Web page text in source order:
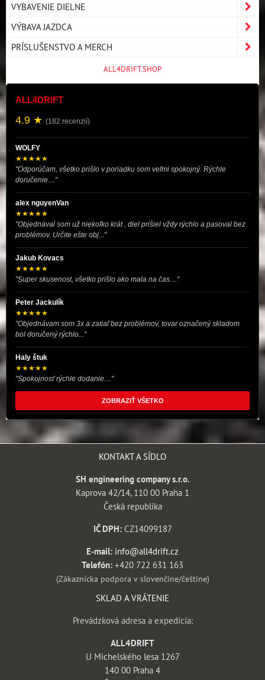
VYBAVENIE DIELNE
VÝBAVA JAZDCA
PRÍSLUŠENSTVO A MERCH
ALL4DRIFT.SHOP
ALL4DRIFT
4.9 ★ (182 recenzií)
WOLFY
★★★★★
"Odporúčam, všetko prišlo v poriadku som veľmi spokojný. Rýchle
doručenie...."
alex nguyenVan
★★★★★
"Objednával som už niekoľko krát , diel prišiel vždy rýchlo a pasoval bez
problémov. Určite ešte obj..."
Jakub Kovacs
★★★★★
"Super skusenost, všetko prišlo ako mala na čas...."
Peter Jackulík
★★★★★
"Objednávam som 3x a zatiaľ bez problémov, tovar označený skladom
bol doručený rýchlo..."
Haly štuk
★★★★★
"Spokojnosť rýchle dodanie...."
ZOBRAZIŤ VŠETKO
KONTAKT A SÍDLO
SH engineering company s.r.o.
Kaprova 42/14, 110 00 Praha 1
Česká republika
IČ DPH:CZ14099187
E-mail: info@all4drift.cz
Telefón: +420 722 631 163
(Zákaznícka podpora v slovenčine/češtine)
SKLAD A VRÁTENIE
Prevádzková adresa a expedícia:
ALL4DRIFT
U Michelského lesa 1267
140 00 Praha 4